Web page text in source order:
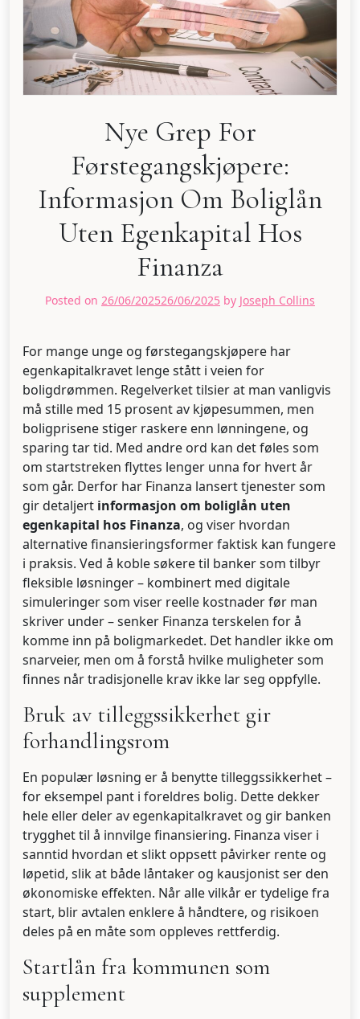
Nye Grep For
Førstegangskjøpere:
Informasjon Om Boliglån
Uten Egenkapital Hos
Finanza
Posted on 26/06/202526/06/2025 by Joseph Collins
For mange unge og førstegangskjøpere har
egenkapitalkravet lenge stått i veien for
boligdrømmen. Regelverket tilsier at man vanligvis
må stille med 15 prosent av kjøpesummen, men
boligprisene stiger raskere enn lønningene, og
sparing tar tid. Med andre ord kan det føles som
om startstreken flyttes lenger unna for hvert år
som går. Derfor har Finanza lansert tjenester som
gir detaljert informasjon om boliglån uten
egenkapital hos Finanza, og viser hvordan
alternative finansieringsformer faktisk kan fungere
i praksis. Ved å koble søkere til banker som tilbyr
fleksible løsninger – kombinert med digitale
simuleringer som viser reelle kostnader før man
skriver under – senker Finanza terskelen for å
komme inn på boligmarkedet. Det handler ikke om
snarveier, men om å forstå hvilke muligheter som
finnes når tradisjonelle krav ikke lar seg oppfylle.
Bruk av tilleggssikkerhet gir
forhandlingsrom
En populær løsning er å benytte tilleggssikkerhet –
for eksempel pant i foreldres bolig. Dette dekker
hele eller deler av egenkapitalkravet og gir banken
trygghet til å innvilge finansiering. Finanza viser i
sanntid hvordan et slikt oppsett påvirker rente og
løpetid, slik at både låntaker og kausjonist ser den
økonomiske effekten. Når alle vilkår er tydelige fra
start, blir avtalen enklere å håndtere, og risikoen
deles på en måte som oppleves rettferdig.
Startlån fra kommunen som
supplement